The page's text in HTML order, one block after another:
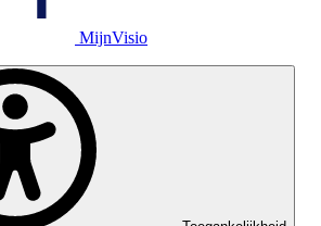
MijnVisio